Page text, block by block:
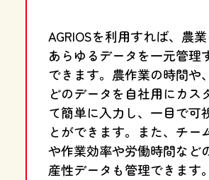
AGRIOSを利用すれば、農
あらゆるデータを一元管理
できます。農作業の時間や
どのデータを自社用にカス
て簡単に入力し、一目で可
とができます。また、チー
や作業効率や労働時間など
産性データも管理できます。